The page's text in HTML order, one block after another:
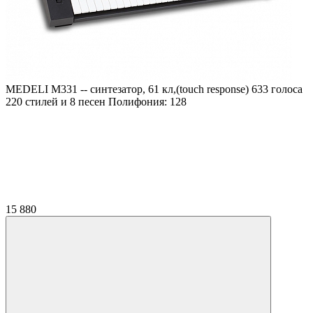
MEDELI M331 -- синтезатор, 61 кл,(touch response) 633 голоса
220 стилей и 8 песен Полифония: 128
15 880